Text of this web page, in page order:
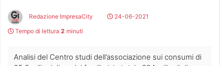
Redazione ImpresaCity
24-06-2021
Tempo di lettura 2 minuti
Analisi del Centro studi dell’associazione sui consumi di